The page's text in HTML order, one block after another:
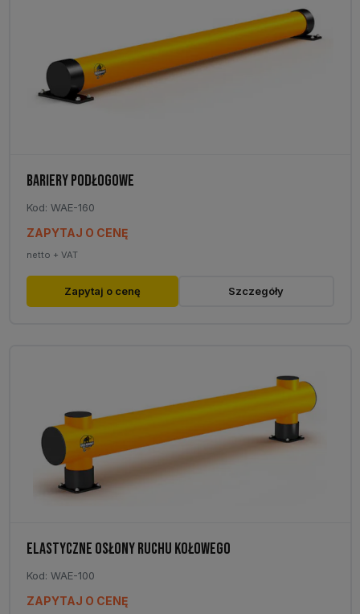
BARIERY PODŁOGOWE
Kod: WAE-160
ZAPYTAJ O CENĘ
netto + VAT
Zapytaj o cenę Szczegóły
ELASTYCZNE OSŁONY RUCHU KOŁOWEGO
Kod: WAE-100
ZAPYTAJ O CENĘ